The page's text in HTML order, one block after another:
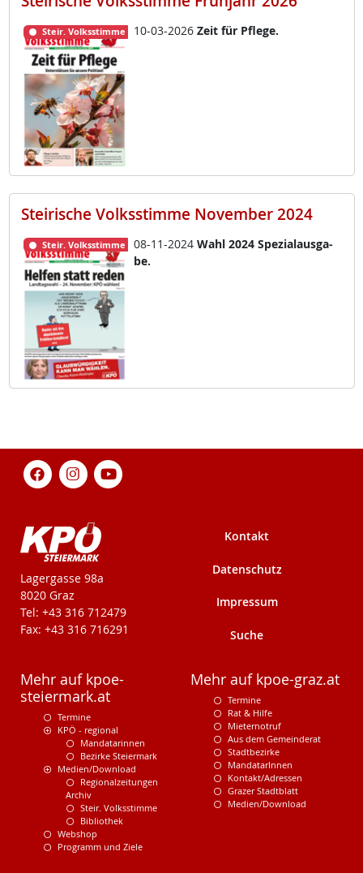
Steir. Volksstimme 10-03-2026 Zeit für Pf­le­ge.
Steirische Volksstimme November 2024
Steir. Volksstimme 08-11-2024 Wahl 2024 Spe­zial­aus­ga­
be.
KPÖ-Steiermark
Lagergasse 98a
8020 Graz
Tel: +43 316 712479
Fax: +43 316 716291
Kontakt
Datenschutz
Impressum
Suche
Mehr auf kpoe-
steiermark.at
Termine
KPÖ - regional
Mandatarinnen
Bezirke Steiermark
Medien/Download
Regionalzeitungen
Archiv
Steir. Volksstimme
Bibliothek
Webshop
Programm und Ziele
Mehr auf kpoe-graz.at
Termine
Rat & Hilfe
Mieternotruf
Aus dem Gemeinderat
Stadtbezirke
MandatarInnen
Kontakt/Adressen
Grazer Stadtblatt
Medien/Download